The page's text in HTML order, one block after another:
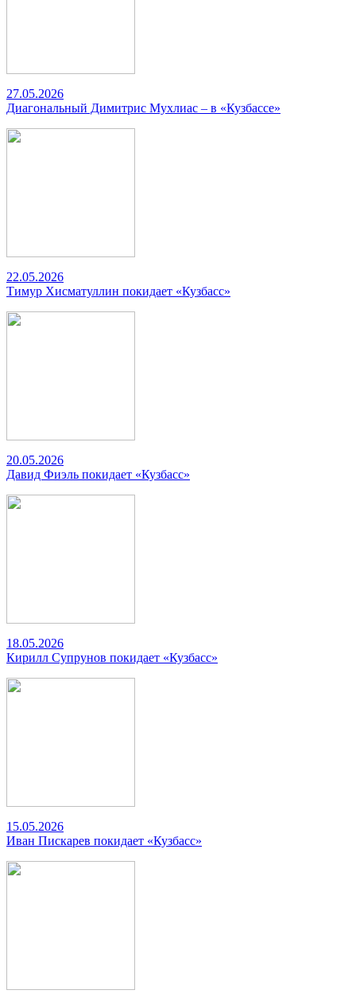
27.05.2026
Диагональный Димитрис Мухлиас – в «Кузбассе»
22.05.2026
Тимур Хисматуллин покидает «Кузбасс»
20.05.2026
Давид Фиэль покидает «Кузбасс»
18.05.2026
Кирилл Супрунов покидает «Кузбасс»
15.05.2026
Иван Пискарев покидает «Кузбасс»